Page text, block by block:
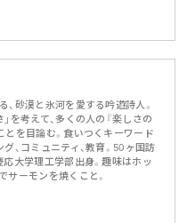
、砂漠と氷河を愛する吟遊詩人。
を考えて、多くの人の『楽しさの
とを目論む。食いつくキーワード
、コミュニティ、教育。50ヶ国訪
応大学理工学部出身。趣味はホッ
サーモンを焼くこと。